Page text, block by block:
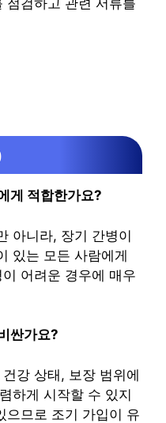
게 적합한가요?
아니라, 장기 간병이
있는 모든 사람에게
어려운 경우에 매우
싼가요?
강 상태, 보장 범위에
하게 시작할 수 있지
으므로 조기 가입이 유